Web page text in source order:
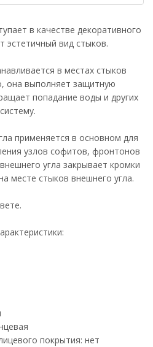
в качестве декоративного
эстетичный вид стыков.
в местах стыков
она выполняет защитную
попадание воды и других
применяется в основном для
узлов софитов, фронтонов
угла закрывает кромки
месте стыков внешнего угла.
покрытия: нет